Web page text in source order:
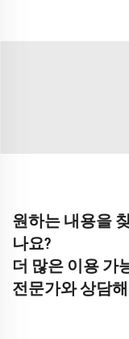
원하는 내용을
나요?
더 많은 이용 가
전문가와 상담